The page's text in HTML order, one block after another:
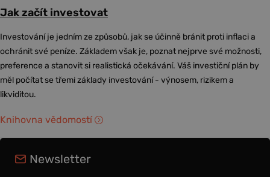
Jak začít investovat
Investování je jedním ze způsobů, jak se účinně bránit proti inflaci a
ochránit své peníze. Základem však je, poznat nejprve své možnosti,
preference a stanovit si realistická očekávání. Váš investiční plán by
měl počítat se třemi základy investování - výnosem, rizikem a
likviditou.
Knihovna vědomostí
Newsletter